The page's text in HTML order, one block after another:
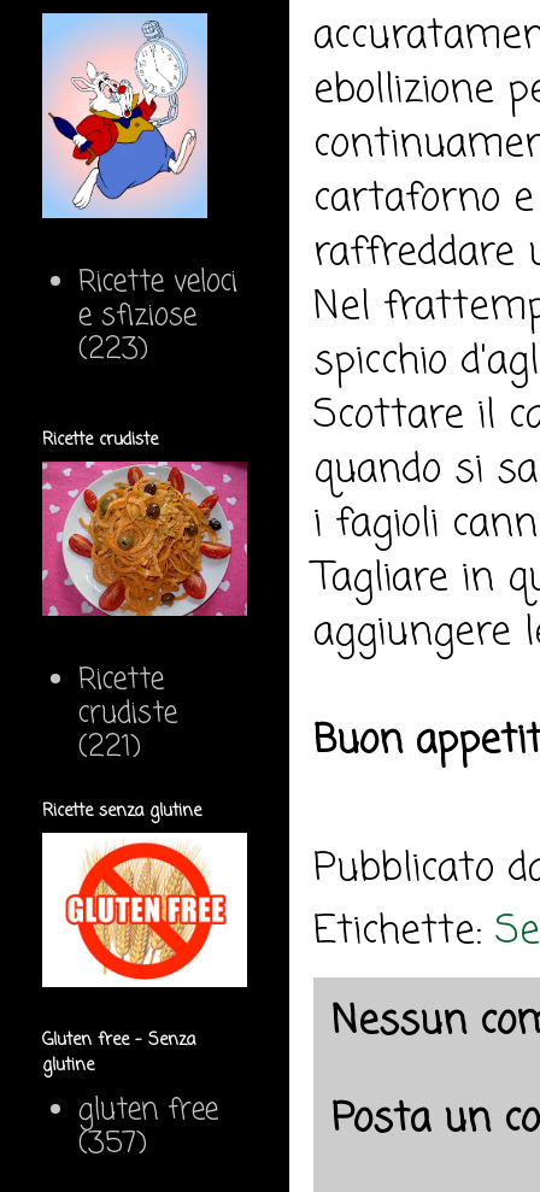
ebollizione
cartaforno
raffreddare
Nel
spicchio
Scottare il
quando si
i fagioli
Tagliare in
aggiungere
Buon
Pubblicato
Etichette:
Nessun
Posta un
Ricette veloci
e sfiziose
(223)
Ricette crudiste
Ricette
crudiste
(221)
Ricette senza glutine
Gluten free - Senza
glutine
gluten free
(357)